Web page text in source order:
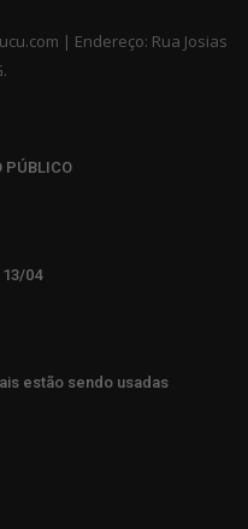
| Endereço: Rua Josias
PÚBLICO
04
estão sendo usadas